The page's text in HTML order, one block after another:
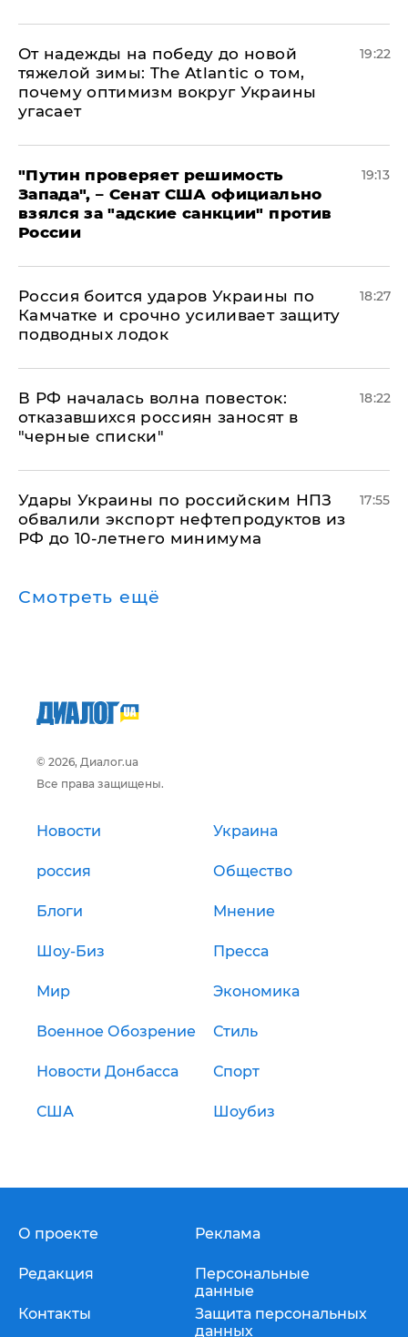
От надежды на победу до новой
тяжелой зимы: The Atlantic о том,
почему оптимизм вокруг Украины
угасает
19:22
"Путин проверяет решимость
Запада", – Сенат США официально
взялся за "адские санкции" против
России
19:13
Россия боится ударов Украины по
Камчатке и срочно усиливает защиту
подводных лодок
18:27
​В РФ началась волна повесток:
отказавшихся россиян заносят в
"черные списки"
18:22
Удары Украины по российским НПЗ
обвалили экспорт нефтепродуктов из
РФ до 10-летнего минимума
17:55
Смотреть ещё
© 2026, Диалог.ua
Все права защищены.
Новости Украина
россия Общество
Блоги Мнение
Шоу-Биз Пресса
Мир Экономика
Военное Обозрение Стиль
Новости Донбасса Спорт
США Шоубиз
О проекте
Редакция
Контакты
Реклама
Персональные
данные
Защита персональных
данных